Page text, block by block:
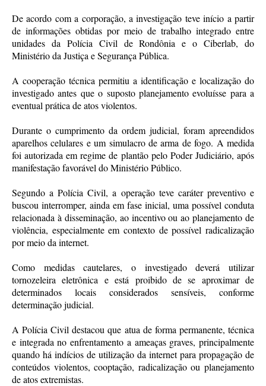
De acordo com a corporação, a investigação teve início a partir
de informações obtidas por meio de trabalho integrado entre
unidades da Polícia Civil de Rondônia e o Ciberlab, do
Ministério da Justiça e Segurança Pública.
A cooperação técnica permitiu a identificação e localização do
investigado antes que o suposto planejamento evoluísse para a
eventual prática de atos violentos.
Durante o cumprimento da ordem judicial, foram apreendidos
aparelhos celulares e um simulacro de arma de fogo. A medida
foi autorizada em regime de plantão pelo Poder Judiciário, após
manifestação favorável do Ministério Público.
Segundo a Polícia Civil, a operação teve caráter preventivo e
buscou interromper, ainda em fase inicial, uma possível conduta
relacionada à disseminação, ao incentivo ou ao planejamento de
violência, especialmente em contexto de possível radicalização
por meio da internet.
Como medidas cautelares, o investigado deverá utilizar
tornozeleira eletrônica e está proibido de se aproximar de
determinados locais considerados sensíveis, conforme
determinação judicial.
A Polícia Civil destacou que atua de forma permanente, técnica
e integrada no enfrentamento a ameaças graves, principalmente
quando há indícios de utilização da internet para propagação de
conteúdos violentos, cooptação, radicalização ou planejamento
de atos extremistas.